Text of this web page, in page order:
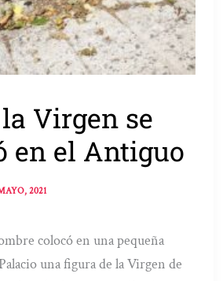
Virgen se
en el Antiguo
2021
colocó en una pequeña
una figura de la Virgen de